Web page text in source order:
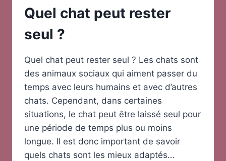
Quel chat peut rester
seul ?
Quel chat peut rester seul ? Les chats sont
des animaux sociaux qui aiment passer du
temps avec leurs humains et avec d’autres
chats. Cependant, dans certaines
situations, le chat peut être laissé seul pour
une période de temps plus ou moins
longue. Il est donc important de savoir
quels chats sont les mieux adaptés…